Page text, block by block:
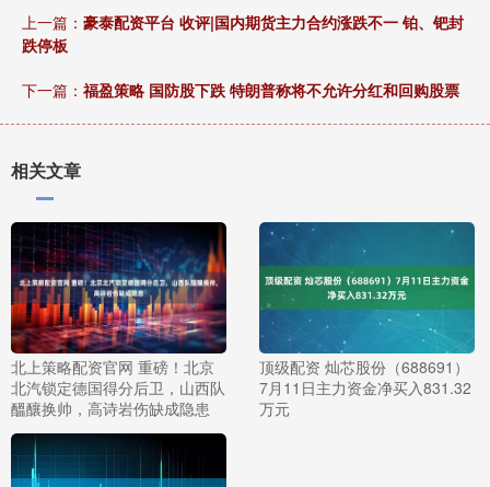
上一篇： 豪泰配资平台 收评|国内期货主力合约涨跌不一 铂、钯封
跌停板
下一篇： 福盈策略 国防股下跌 特朗普称将不允许分红和回购股票
相关文章
北上策略配资官网 重磅！北京
北汽锁定德国得分后卫，山西队
醞釀换帅，高诗岩伤缺成隐患
顶级配资 灿芯股份（688691）
7月11日主力资金净买入831.32
万元